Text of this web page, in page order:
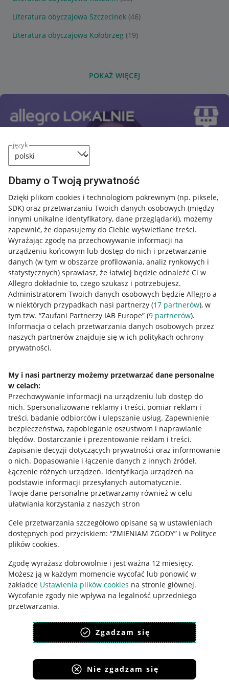
język
Dbamy o Twoją prywatność
Dzięki plikom cookies i technologiom pokrewnym (np. piksele,
SDK) oraz przetwarzaniu Twoich danych osobowych (między
innymi unikalne identyfikatory, dane przeglądarki), możemy
zapewnić, że dopasujemy do Ciebie wyświetlane treści.
Wyrażając zgodę na przechowywanie informacji na
urządzeniu końcowym lub dostęp do nich i przetwarzanie
danych (w tym w obszarze profilowania, analiz rynkowych i
statystycznych) sprawiasz, że łatwiej będzie odnaleźć Ci w
Allegro dokładnie to, czego szukasz i potrzebujesz.
Administratorem Twoich danych osobowych będzie Allegro a
w niektórych przypadkach nasi partnerzy (17 partnerów), w
tym tzw. “Zaufani Partnerzy IAB Europe” (9 partnerów).
Informacja o celach przetwarzania danych osobowych przez
naszych partnerów znajduje się w ich politykach ochrony
prywatności.
My i nasi partnerzy możemy przetwarzać dane personalne
w celach:
Przechowywanie informacji na urządzeniu lub dostęp do
nich. Spersonalizowane reklamy i treści, pomiar reklam i
treści, badanie odbiorców i ulepszanie usług. Zapewnienie
bezpieczeństwa, zapobieganie oszustwom i naprawianie
błędów. Dostarczanie i prezentowanie reklam i treści.
Zapisanie decyzji dotyczących prywatności oraz informowanie
o nich. Dopasowanie i łączenie danych z innych źródeł.
Łączenie różnych urządzeń. Identyfikacja urządzeń na
podstawie informacji przesyłanych automatycznie.
Twoje dane personalne przetwarzamy również w celu
ułatwiania korzystania z naszych stron
Cele przetwarzania szczegółowo opisane są w ustawieniach
dostępnych pod przyciskiem: “ZMIENIAM ZGODY” i w Polityce
plików cookies.
Zgodę wyrażasz dobrowolnie i jest ważna 12 miesięcy.
Możesz ją w każdym momencie wycofać lub ponowić w
zakładce Ustawienia plików cookies na stronie głównej.
Wycofanie zgody nie wpływa na legalność uprzedniego
przetwarzania.
polityka plików cookies
polityka ochrony prywatności
Zgadzam się
Nie zgadzam się
Literatura obyczajowa Szczecinek (46)
Literatura obyczajowa Kołobrzeg (19)
POKAŻ WIĘCEJ
Przydatne informacje
Jak to działa
Napisz do nas
Allegro Gadane dla kupujących
Mapa miejscowości
Informacje prawne
Regulamin
Polityka plików "cookies"
Ustawienia plików "cookies"
Udostępnianie lokalizacji
Informacje dla Aktu o Usługach Cyfrowych
Pobierz aplikację
Korzystanie z serwisu oznacza akceptacjęregulaminu